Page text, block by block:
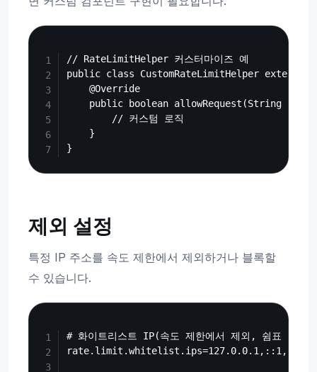
// RateLimitHelper 커스터마이즈 예
public class CustomRateLimitHelper extends
    @Override
    public boolean allowRequest(String ip) {
        // 커스텀 로직
    }
제외 설정
특정 IP 주소를 속도 제한에서 제외하거나 블록할
수 있습니다.
# 화이트리스트 IP(속도 제한에서 제외, 쉼표 구분)